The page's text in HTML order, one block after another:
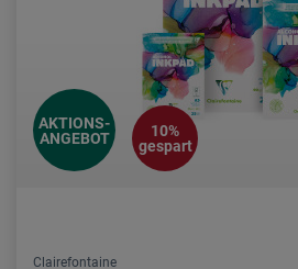
AKTIONS-
ANGEBOT
10%
gespart
Clairefontaine